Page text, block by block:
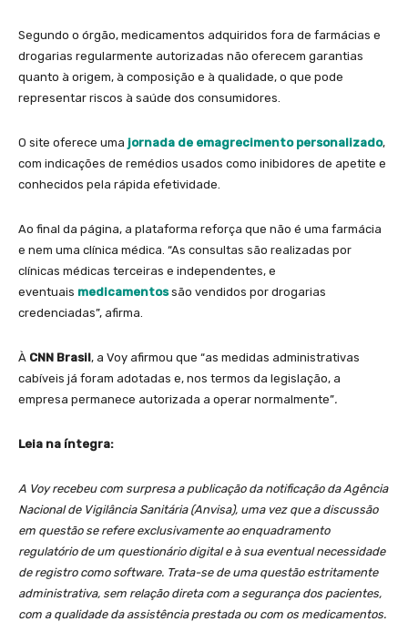
Segundo o órgão, medicamentos adquiridos fora de farmácias e
drogarias regularmente autorizadas não oferecem garantias
quanto à origem, à composição e à qualidade, o que pode
representar riscos à saúde dos consumidores.
O site oferece uma jornada de emagrecimento personalizado,
com indicações de remédios usados como inibidores de apetite e
conhecidos pela rápida efetividade.
Ao final da página, a plataforma reforça que não é uma farmácia
e nem uma clínica médica. “As consultas são realizadas por
clínicas médicas terceiras e independentes, e
eventuais medicamentossão vendidos por drogarias
credenciadas”, afirma.
À CNN Brasil, a Voy afirmou que “as medidas administrativas
cabíveis já foram adotadas e, nos termos da legislação, a
empresa permanece autorizada a operar normalmente”.
Leia na íntegra:
A Voy recebeu com surpresa a publicação da notificação da Agência
Nacional de Vigilância Sanitária (Anvisa), uma vez que a discussão
em questão se refere exclusivamente ao enquadramento
regulatório de um questionário digital e à sua eventual necessidade
de registro como software. Trata-se de uma questão estritamente
administrativa, sem relação direta com a segurança dos pacientes,
com a qualidade da assistência prestada ou com os medicamentos.